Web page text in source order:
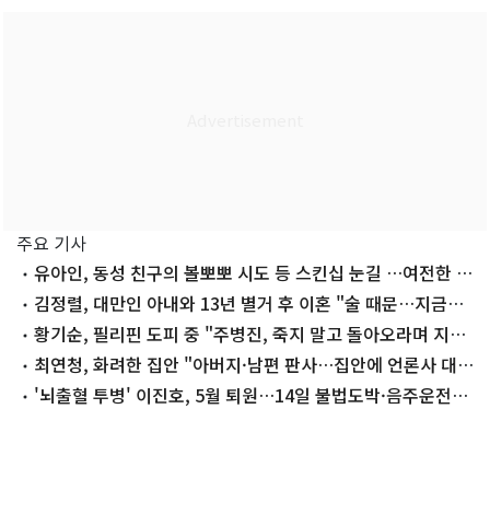
주요 기사
유아인, 동성 친구의 볼뽀뽀 시도 등 스킨십 눈길 …여전한 비
주얼김정렬, 대만인 아내와 13년 별거 후 이혼 "술 때문…지금은
끊어"
황기순, 필리핀 도피 중 "주병진, 죽지 말고 돌아오라며 지
원"최연청, 화려한 집안 "아버지·남편 판사…집안에 언론사 대
표·국회의원도"
'뇌출혈 투병' 이진호, 5월 퇴원…14일 불법도박·음주운전